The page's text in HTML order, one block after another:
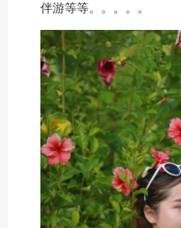
伴游等等。。。。。